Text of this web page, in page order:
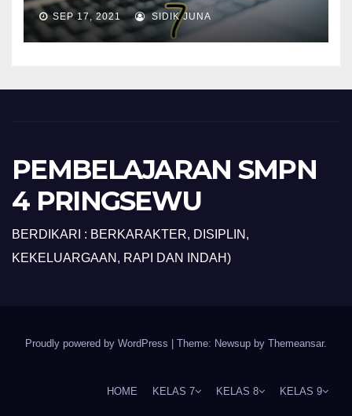
SEP 17, 2021 SIDIK JUNA
PEMBELAJARAN SMPN
4 PRINGSEWU
BERDIKARI : BERKARAKTER, DISIPLIN,
KEKELUARGAAN, RAPI DAN INDAH)
Proudly powered by WordPress Theme: Newsup by Themeansar.
HOME KELAS 7 KELAS 8 KELAS 9